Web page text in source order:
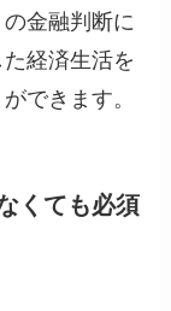
金融判断に
経済生活を
できます。
くても必須